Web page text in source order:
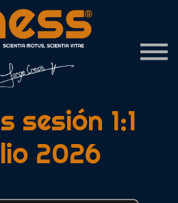
Us
About us
Sign in
sesión 1:1
2026